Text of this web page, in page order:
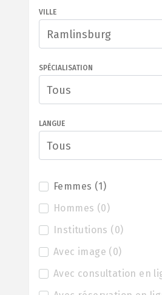
VILLE
Ramlinsburg
SPÉCIALISATION
Tous
LANGUE
Tous
Femmes (1)
Hommes (0)
Institutions ( 0)
Avec image ( 0)
Avec consultation en